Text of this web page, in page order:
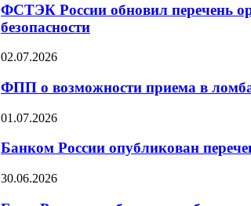
ФСТЭК России обновил перечень
безопасности
02.07.2026
ФПП о возможности приема в
01.07.2026
Банком России опубликован
30.06.2026